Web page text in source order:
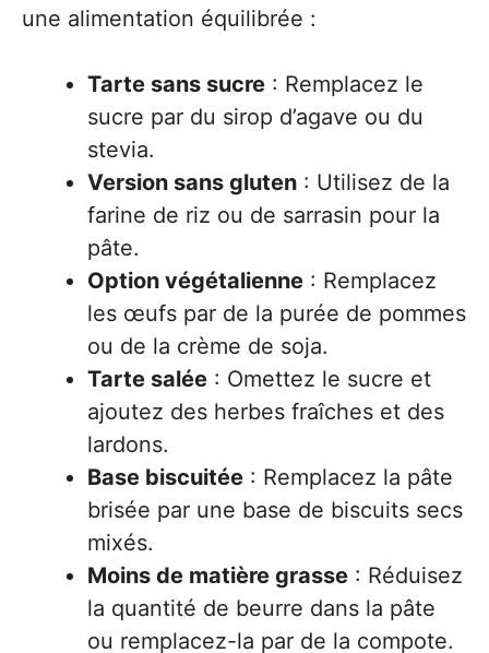
une alimentation équilibrée :
Tarte sans sucre : Remplacez le
sucre par du sirop d’agave ou du
stevia.
Version sans gluten : Utilisez de la
farine de riz ou de sarrasin pour la
pâte.
Option végétalienne : Remplacez
les œufs par de la purée de pommes
ou de la crème de soja.
Tarte salée : Omettez le sucre et
ajoutez des herbes fraîches et des
lardons.
Base biscuitée : Remplacez la pâte
brisée par une base de biscuits secs
mixés.
Moins de matière grasse : Réduisez
la quantité de beurre dans la pâte
ou remplacez-la par de la compote.